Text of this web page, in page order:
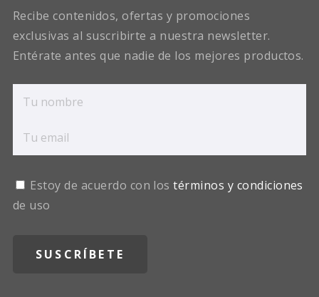
Recibe contenidos, ofertas y promociones
exclusivas al suscribirte a nuestra newsletter.
Entérate antes que nadie de los mejores productos.
Estoy de acuerdo con lostérminos y condiciones
de uso